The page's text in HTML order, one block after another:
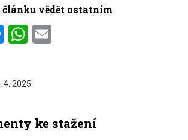
článku vědět ostatním
Messenger
WhatsApp
4. 2025
ke stažení